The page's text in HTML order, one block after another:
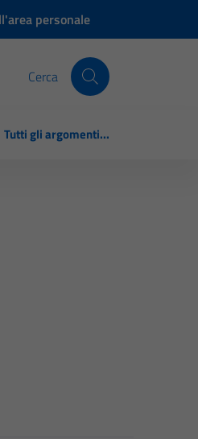
personale
Cerca
Tutti gli argomenti...